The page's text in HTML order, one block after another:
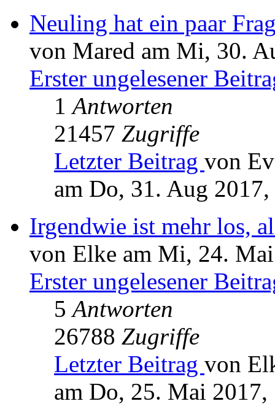
Neuling hat ein paar
von Mared am Mi, 30.
Erster ungelesener
1Antworten
21457 Zugriffe
Letzter Beitrag von
am Do, 31. Aug
Irgendwie ist mehr los,
von Elke am Mi, 24.
Erster ungelesener
5Antworten
26788 Zugriffe
Letzter Beitrag von
am Do, 25. Mai 2017,